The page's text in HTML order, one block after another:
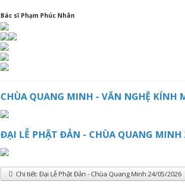
Bác sĩ Phạm Phúc Nhân
CHÙA QUANG MINH - VĂN NGHỆ KÍNH
ĐẠI LỄ PHẬT ĐẢN - CHÙA QUANG MINH
Chi tiết: Đại Lễ Phật Đản - Chùa Quang Minh 24/05/2026